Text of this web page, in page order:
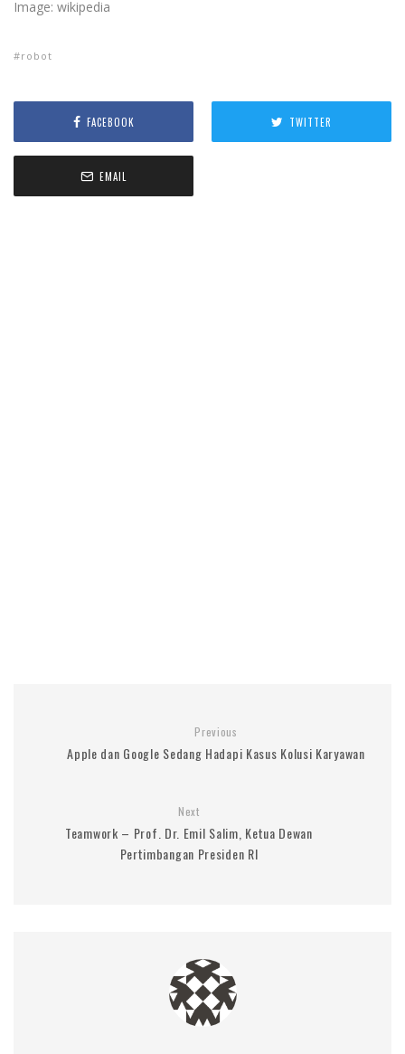
Image: wikipedia
robot
FACEBOOK TWITTER
EMAIL
Previous
Apple dan Google Sedang Hadapi Kasus Kolusi Karyawan
Next
Teamwork – Prof. Dr. Emil Salim, Ketua Dewan
Pertimbangan Presiden RI